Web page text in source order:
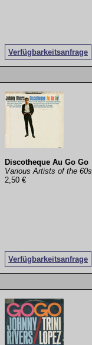
Verfügbarkeitsanfrage
Discotheque Au Go Go
Various Artists of the 60s
2,50 €
Verfügbarkeitsanfrage